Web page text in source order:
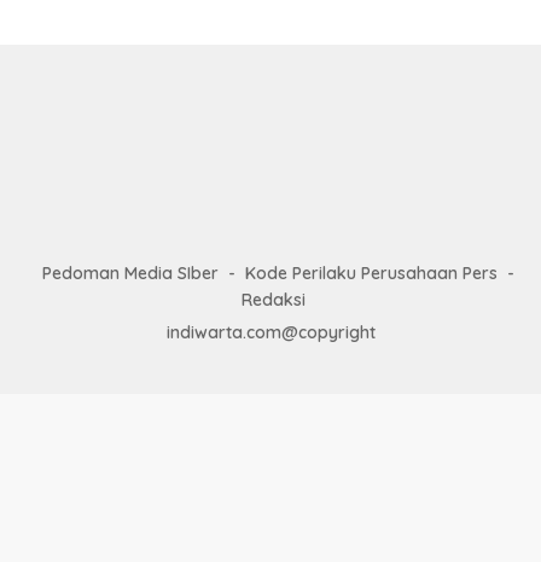
Pedoman Media SIber
Kode Perilaku Perusahaan Pers
Redaksi
indiwarta.com@copyright